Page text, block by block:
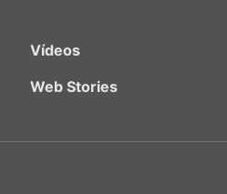
Vídeos
Web Stories